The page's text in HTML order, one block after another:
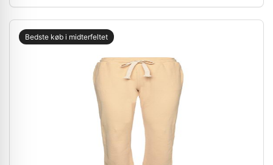
Bedste køb i midterfeltet